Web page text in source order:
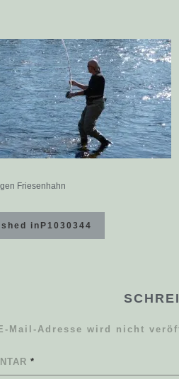
Friesenhahn
in P1030344
Mail-Adresse wird nicht
*